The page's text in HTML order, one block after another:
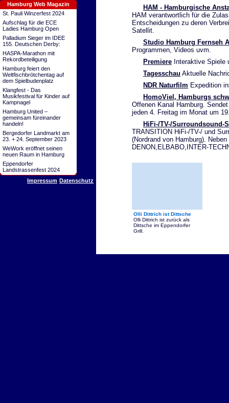
Hamburg Web Magazin
St. Pauli Winzerfest 2024
Aufschlag für die ECE
Ladies Hamburg Open
Palladium Sieger im IDEE
155. Deutschen Derby:
HASPA-Marathon mit
Rekordbeteiligung
Hamburg feiert den
Weltfischbrötchentag auf
dem Spielbudenplatz
Klangfest - Das
Musikfestival für Kinder auf
Kampnagel
Hamburg United –
gemeinsam füreinander
handeln!
Bergedorfer Landmarkt am
23. + 24. September 2023
WeWork eröffnet seinen
neuen Raum in Hamburg
Eppendorfer
Landstrassenfest 2024
Impressum Datenschutz
HAM - Hamburgische
HAM verantwortlich für die
Entscheidungen zu deren
Satellit.
Studio Hamburg Fernseh
Programmen, Videos uvm.
Premiere Interaktive Spiele
Tagesschau Aktuelle
NDR Naturfilm Expedition
HomoViel, Hamburgs
Offenen Kanal Hamburg.
jeden 4. Freitag im Monat um
HiFi-/TV-/Surroundsound-
TRANSITION HiFi-/TV-/ und
(Nordrand von Hamburg).
DENON,ELBABO,INTER-
Olli Dittrich ist Dittsche
Olli Dittrich ist zurück als
Dittsche im Eppendorfer
Grill.